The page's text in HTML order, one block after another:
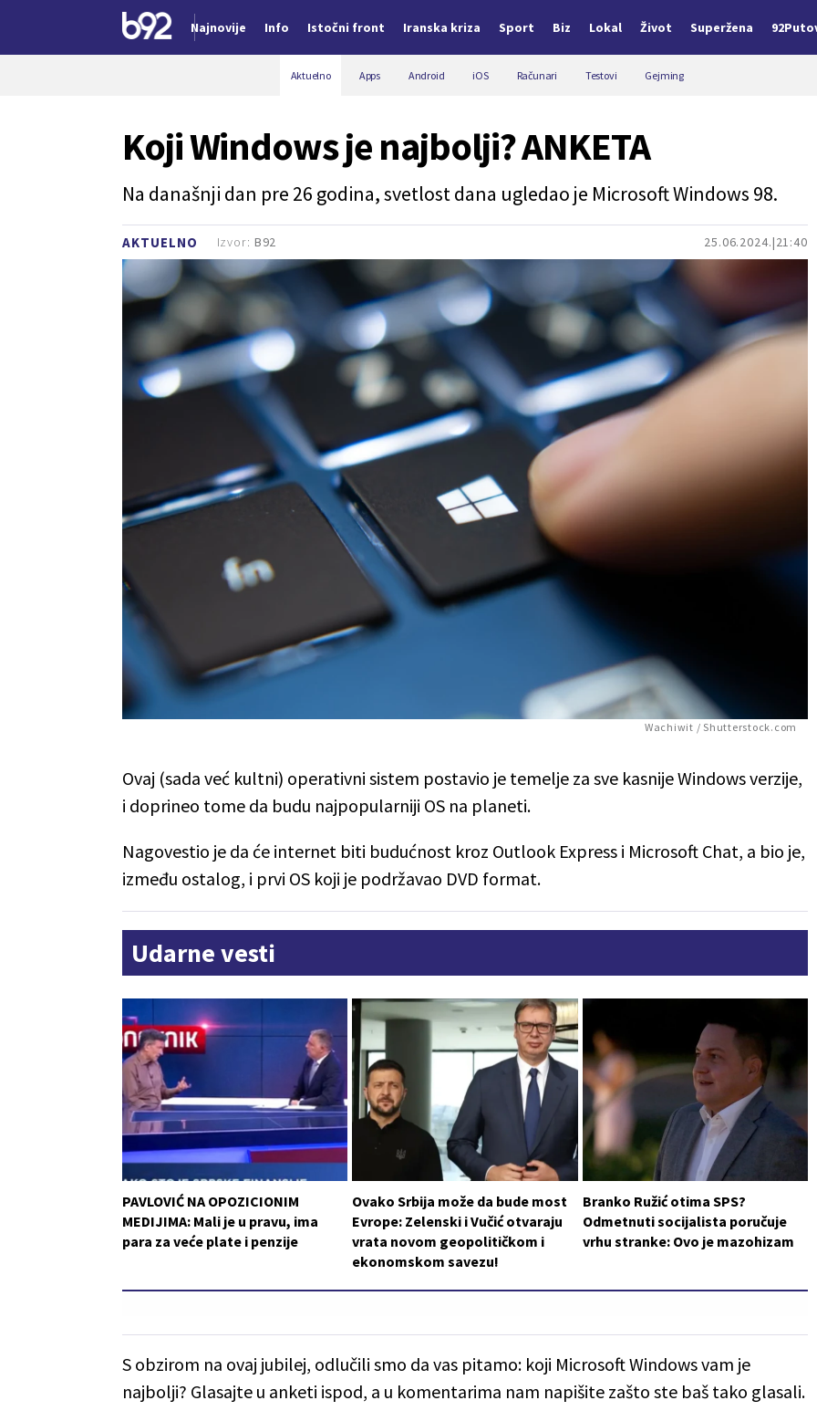
Najnovije Info Istočni front Iranska kriza Sport Biz Lokal Život Superžena
Aktuelno Apps Android iOS Računari Testovi Gejming
AKTUELNO 25.06.2024. 21:40
Koji Windows je najbolji? ANKETA
Na današnji dan pre 26 godina, svetlost dana ugledao je Microsoft Windows 98.
Izvor: B92
Wachiwit / Shutterstock.com
Ovaj (sada već kultni) operativni sistem postavio je temelje za sve kasnije Windows verzije,
i doprineo tome da budu najpopularniji OS na planeti.
Nagovestio je da će internet biti budućnost kroz Outlook Express i Microsoft Chat, a bio je,
između ostalog, i prvi OS koji je podržavao DVD format.
Udarne vesti
PAVLOVIĆ NA OPOZICIONIM
MEDIJIMA: Mali je u pravu, ima
para za veće plate i penzije
Ovako Srbija može da bude most
Evrope: Zelenski i Vučić otvaraju
vrata novom geopolitičkom i
ekonomskom savezu!
Branko Ružić otima SPS?
Odmetnuti socijalista poručuje
vrhu stranke: Ovo je mazohizam
S obzirom na ovaj jubilej, odlučili smo da vas pitamo: koji Microsoft Windows vam je
najbolji? Glasajte u anketi ispod, a u komentarima nam napišite zašto ste baš tako glasali.